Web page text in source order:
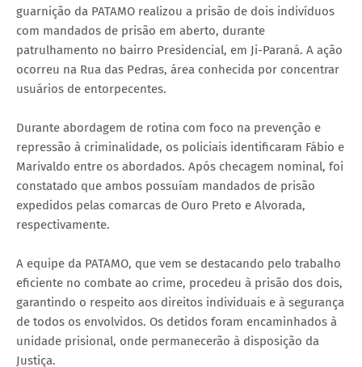
guarnição da PATAMO realizou a prisão de dois indivíduos
com mandados de prisão em aberto, durante
patrulhamento no bairro Presidencial, em Ji-Paraná. A ação
ocorreu na Rua das Pedras, área conhecida por concentrar
usuários de entorpecentes.
Durante abordagem de rotina com foco na prevenção e
repressão à criminalidade, os policiais identificaram Fábio e
Marivaldo entre os abordados. Após checagem nominal, foi
constatado que ambos possuíam mandados de prisão
expedidos pelas comarcas de Ouro Preto e Alvorada,
respectivamente.
A equipe da PATAMO, que vem se destacando pelo trabalho
eficiente no combate ao crime, procedeu à prisão dos dois,
garantindo o respeito aos direitos individuais e à segurança
de todos os envolvidos. Os detidos foram encaminhados à
unidade prisional, onde permanecerão à disposição da
Justiça.